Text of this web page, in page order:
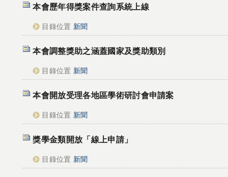
本會歷年得獎案件查詢系統上線
目錄位置 新聞
本會調整獎助之涵蓋國家及獎助類別
目錄位置 新聞
本會開放受理各地區學術研討會申請案
目錄位置 新聞
獎學金類開放「線上申請」
目錄位置 新聞